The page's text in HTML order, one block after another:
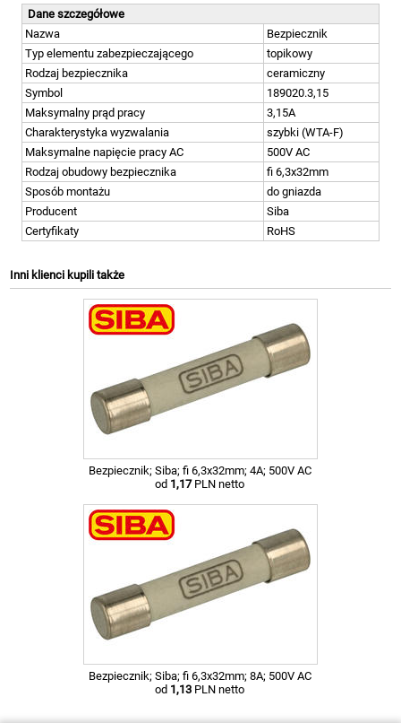
Dane szczegółowe
Nazwa
Bezpiecznik
Typ elementu zabezpieczającego
topikowy
Rodzaj bezpiecznika
ceramiczny
Symbol
189020.3,15
Maksymalny prąd pracy
3,15A
Charakterystyka wyzwalania
szybki (WTA-F)
Maksymalne napięcie pracy AC
500V AC
Rodzaj obudowy bezpiecznika
fi 6,3x32mm
Sposób montażu
do gniazda
Producent
Siba
Certyfikaty
RoHS
Inni klienci kupili także
Bezpiecznik; Siba; fi 6,3x32mm; 4A; 500V AC
od 1,17PLN netto
Bezpiecznik; Siba; fi 6,3x32mm; 8A; 500V AC
od 1,13 PLN netto